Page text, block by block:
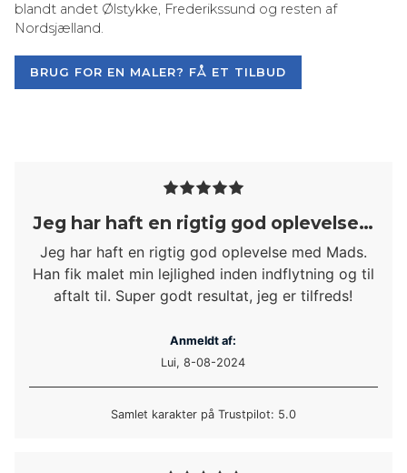
blandt andet Ølstykke, Frederikssund og resten af
Nordsjælland.
BRUG FOR EN MALER? FÅ ET TILBUD
Jeg har haft en rigtig god oplevelse…
Jeg har haft en rigtig god oplevelse med Mads.
Han fik malet min lejlighed inden indflytning og til
aftalt til. Super godt resultat, jeg er tilfreds!
Anmeldt af:
Lui, 8-08-2024
Samlet karakter på Trustpilot: 5.0